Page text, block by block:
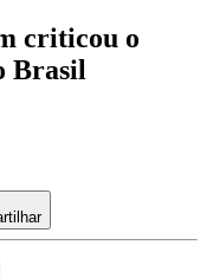
criticou o
Brasil